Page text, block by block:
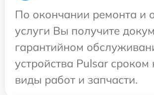
По окончании ремонта и
услуги Вы получите
гарантийном
устройства Pulsar сроком
виды работ и запчасти.